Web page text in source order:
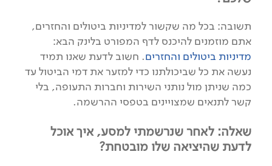
תשובה: בכל מה שקשור למדיניות ביטולים והחזרים,
אתם מוזמנים להיכנס לדף המפורט בלינק הבא:
מדיניות ביטולים והחזרים. חשוב לדעת שאנו תמיד
נעשה את כל שביכולתנו כדי למזער את דמי הביטול עד
כמה שניתן מול נותני השירות וחברות התעופה, בלי
קשר לתנאים שמצויינים בטפסי ההרשמה.
שאלה: לאחר שנרשמתי למסע, איך אוכל
לדעת שהיציאה שלו מובטחת?